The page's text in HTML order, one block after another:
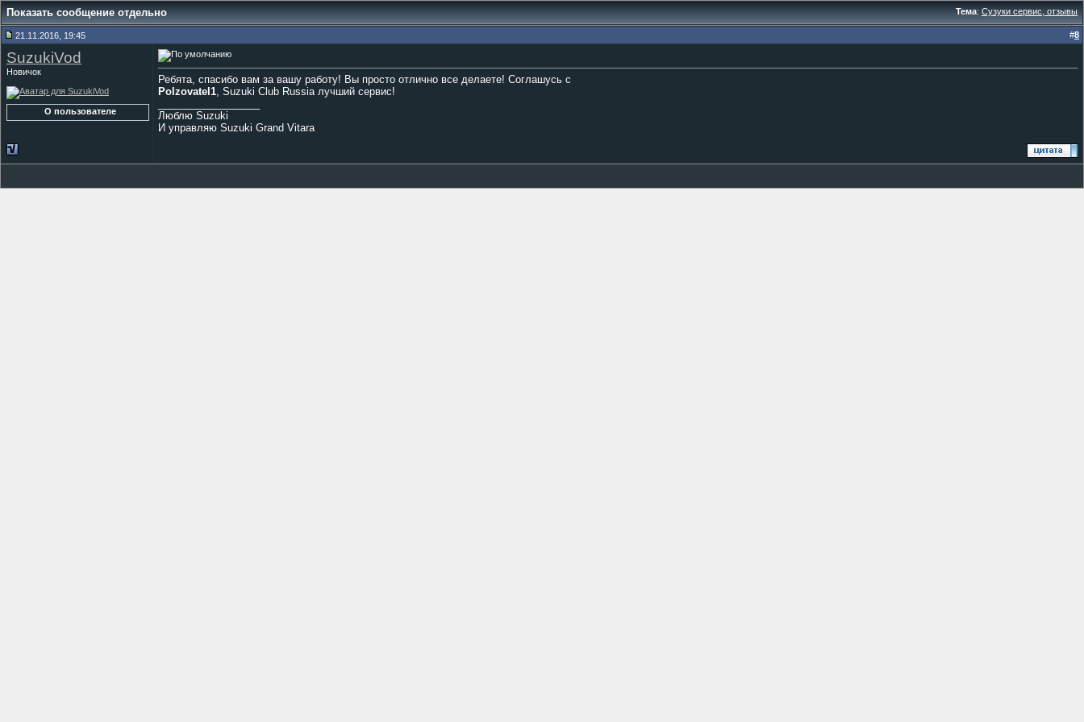
Тема: Сузуки сервис, отзывы
Показать сообщение отдельно
21.11.2016, 19:45 #8
SuzukiVod
Новичок
О пользователе
Ребята, спасибо вам за вашу работу! Вы просто отлично все делаете! Соглашусь с
Polzovatel1, Suzuki Club Russia лучший сервис!
Люблю Suzuki
И управляю Suzuki Grand Vitara